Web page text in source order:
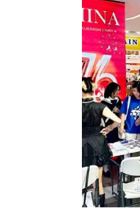
这把钥匙，就是“
商圈党组织联建共
源、消费需求同频
破壁之策：
从“买买买”到“
有了顶层设计，